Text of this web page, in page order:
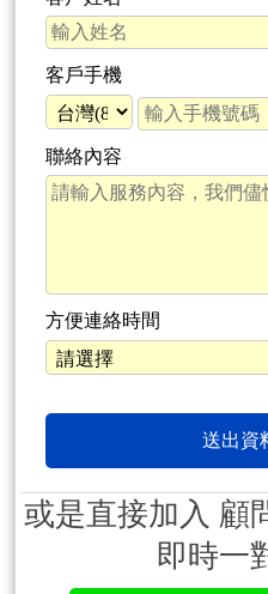
客戶手機
聯絡內容
方便連絡時間
或是直接加入 顧
即時一